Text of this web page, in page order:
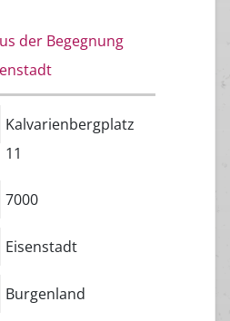
der Begegnung
Kalvarienbergplatz
11
7000
Eisenstadt
Burgenland